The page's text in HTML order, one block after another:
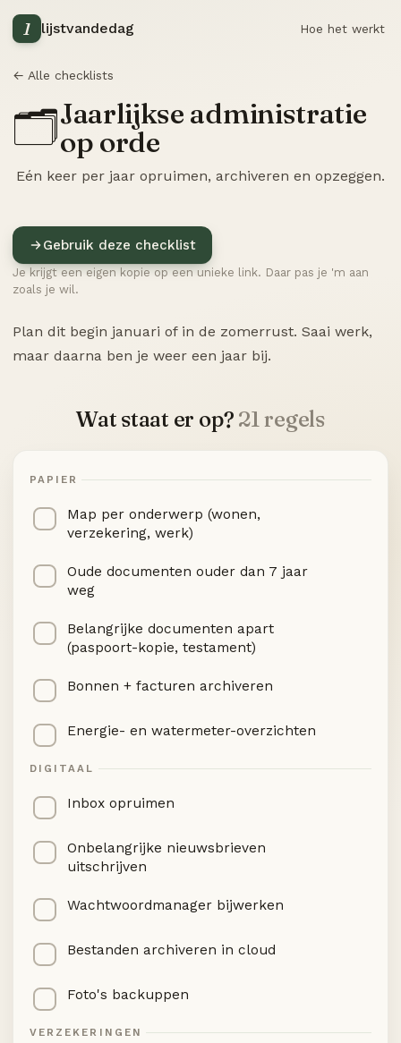
1 lijstvandedag Hoe het werkt
← Alle checklists
🗂️Jaarlijkse administratie
op orde
Eén keer per jaar opruimen, archiveren en opzeggen.
Gebruik deze checklist
Je krijgt een eigen kopie op een unieke link. Daar pas je 'm aan
zoals je wil.
Plan dit begin januari of in de zomerrust. Saai werk,
maar daarna ben je weer een jaar bij.
Wat staat er op? 21 regels
PAPIER
Map per onderwerp (wonen,
verzekering, werk)
Oude documenten ouder dan 7 jaar
weg
Belangrijke documenten apart
(paspoort-kopie, testament)
Bonnen + facturen archiveren
Energie- en watermeter-overzichten
DIGITAAL
Inbox opruimen
Onbelangrijke nieuwsbrieven
uitschrijven
Wachtwoordmanager bijwerken
Bestanden archiveren in cloud
Foto's backuppen
VERZEKERINGEN